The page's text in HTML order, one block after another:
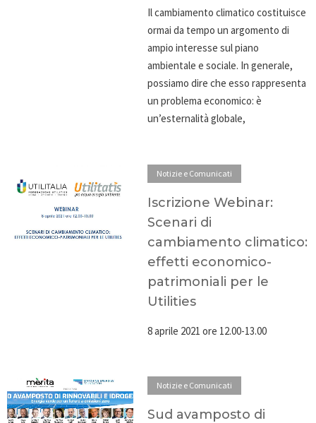
Il cambiamento climatico costituisce
ormai da tempo un argomento di
ampio interesse sul piano
ambientale e sociale. In generale,
possiamo dire che esso rappresenta
un problema economico: è
un’esternalità globale,
Notizie e Comunicati
Iscrizione Webinar:
Scenari di
cambiamento climatico:
effetti economico-
patrimoniali per le
Utilities
8 aprile 2021 ore 12.00-13.00
Notizie e Comunicati
Sud avamposto di